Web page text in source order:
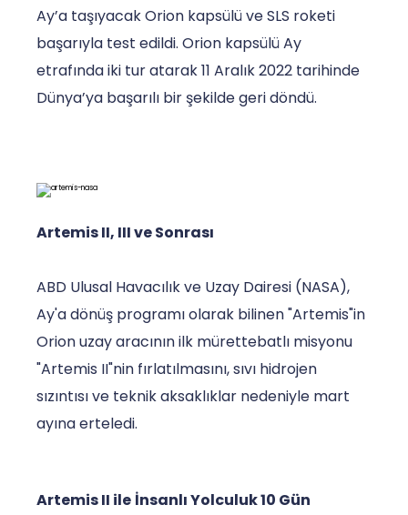
Ay’a taşıyacak Orion kapsülü ve SLS roketi
başarıyla test edildi. Orion kapsülü Ay
etrafında iki tur atarak 11 Aralık 2022 tarihinde
Dünya’ya başarılı bir şekilde geri döndü.
Artemis II, III ve Sonrası
ABD Ulusal Havacılık ve Uzay Dairesi (NASA),
Ay'a dönüş programı olarak bilinen "Artemis"in
Orion uzay aracının ilk mürettebatlı misyonu
"Artemis II"nin fırlatılmasını, sıvı hidrojen
sızıntısı ve teknik aksaklıklar nedeniyle mart
ayına erteledi.
Artemis II ile İnsanlı Yolculuk 10 Gün